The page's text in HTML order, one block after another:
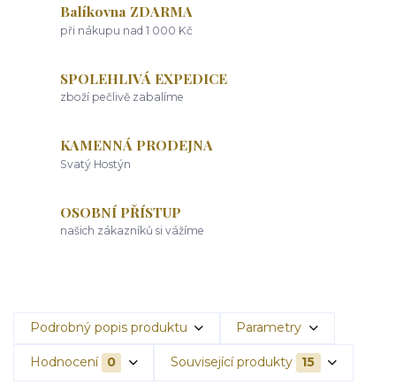
Balíkovna ZDARMA
při nákupu nad 1 000 Kč
SPOLEHLIVÁ EXPEDICE
zboží pečlivě zabalíme
KAMENNÁ PRODEJNA
Svatý Hostýn
OSOBNÍ PŘÍSTUP
našich zákazníků si vážíme
Podrobný popis produktu Parametry
Hodnocení 0 Související produkty 15